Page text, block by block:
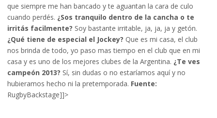
que siempre me han bancado y te aguantan la cara de culo
cuando perdés. ¿Sos tranquilo dentro de la cancha o te
irritás facilmente? Soy bastante irritable, ja, ja, ja y getón.
¿Qué tiene de especial el Jockey? Que es mi casa, el club
nos brinda de todo, yo paso mas tiempo en el club que en mi
casa y es uno de los mejores clubes de la Argentina. ¿Te ves
campeón 2013? Sí, sin dudas o no estaríamos aquí y no
hubieramos hecho ni la pretemporada. Fuente:
RugbyBackstage]]>